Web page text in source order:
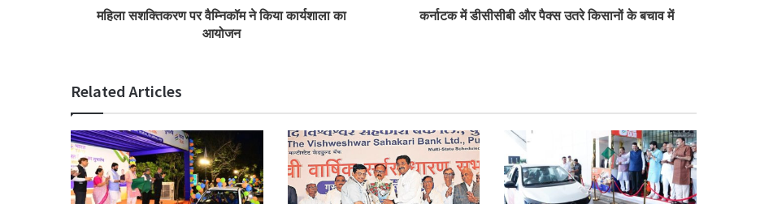
‘कोऑपरेशन अमंग कोऑपरेटिव्स’ से कोऑप बैंकों
को 20 हजार करोड़: भूटानी
महिला सशक्तिकरण पर वैम्निकॉम ने किया कार्यशाला का
आयोजन
कर्नाटक में डीसीसीबी और पैक्स उतरे किसानों के बचाव में
Related Articles